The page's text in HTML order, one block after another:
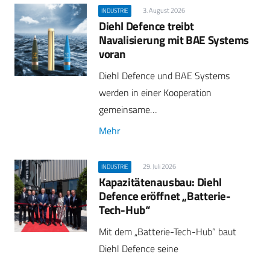
INDUSTRIE 3. August 2026
Diehl Defence treibt
Navalisierung mit BAE Systems
voran
Diehl Defence und BAE Systems
werden in einer Kooperation
gemeinsame…
Mehr
INDUSTRIE 29. Juli 2026
Kapazitätenausbau: Diehl
Defence eröffnet „Batterie-
Tech-Hub“
Mit dem „Batterie-Tech-Hub“ baut
Diehl Defence seine